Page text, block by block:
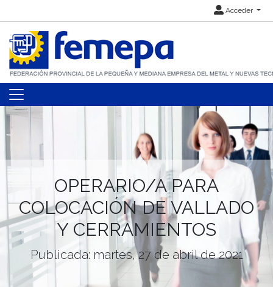
Acceder
OPERARIO/A PARA
COLOCACIÓN DE VALLADO
Y CERRAMIENTOS
Publicada: martes, 27 de abril de 2021